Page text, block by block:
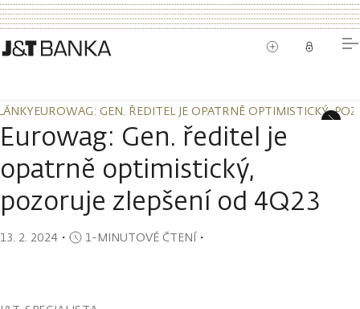
EUROWAG: GEN. ŘEDITEL JE OPATRNĚ OPTIMISTICKÝ,
EUROWAG: GEN. ŘEDITEL JE OPATRNĚ OPTIMISTICKÝ,
Eurowag: Gen. ředitel je
opatrně optimistický,
pozoruje zlepšení od 4Q23
13. 2. 2024 ・ 1-MINUTOVÉ ČTENÍ・